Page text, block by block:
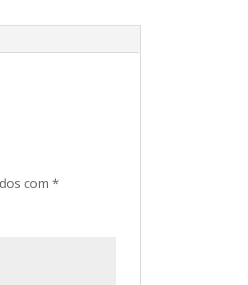
com *